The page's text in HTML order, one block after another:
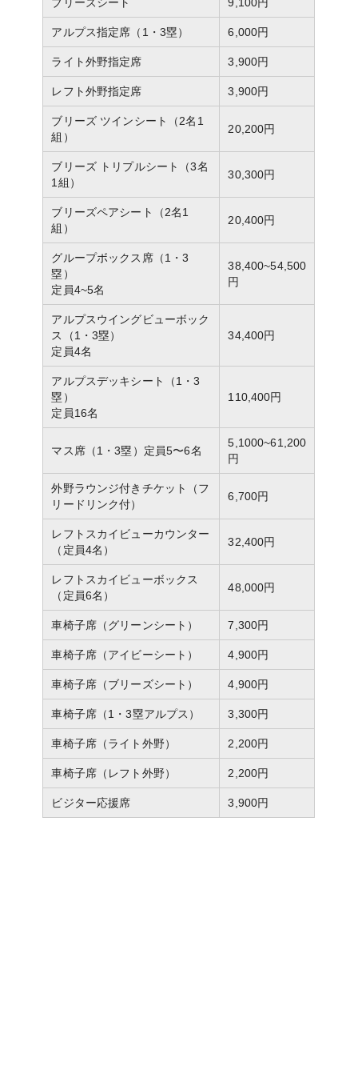
アルプス指定席（1・3塁） 6,000円
ライト外野指定席 3,900円
レフト外野指定席 3,900円
ブリーズ ツインシート（2名1
組）
20,200円
ブリーズ トリプルシート（3名
1組）
30,300円
ブリーズペアシート（2名1
組）
20,400円
グループボックス席（1・3
塁）
定員4~5名
38,400~54,500
円
アルプスウイングビューボック
ス（1・3塁）
定員4名
34,400円
アルプスデッキシート（1・3
塁）
定員16名
110,400円
マス席（1・3塁）定員5〜6名
5,1000~61,200
円
外野ラウンジ付きチケット（フ
リードリンク付）
6,700円
レフトスカイビューカウンター
（定員4名）
32,400円
レフトスカイビューボックス
（定員6名）
48,000円
車椅子席（グリーンシート） 7,300円
車椅子席（アイビーシート） 4,900円
車椅子席（ブリーズシート） 4,900円
車椅子席（1・3塁アルプス） 3,300円
車椅子席（ライト外野） 2,200円
車椅子席（レフト外野） 2,200円
ビジター応援席 3,900円